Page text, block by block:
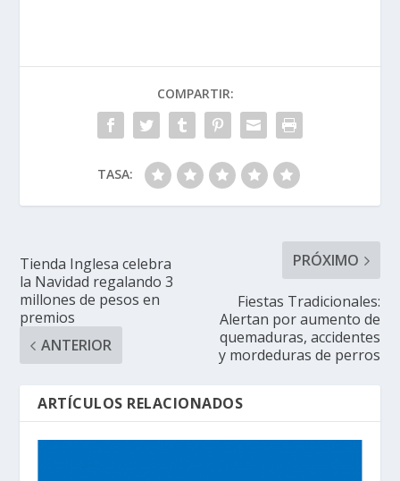
COMPARTIR:
TASA:
Tienda Inglesa celebra
la Navidad regalando 3
millones de pesos en
premios
ANTERIOR
PRÓXIMO
Fiestas Tradicionales:
Alertan por aumento de
quemaduras, accidentes
y mordeduras de perros
ARTÍCULOS RELACIONADOS